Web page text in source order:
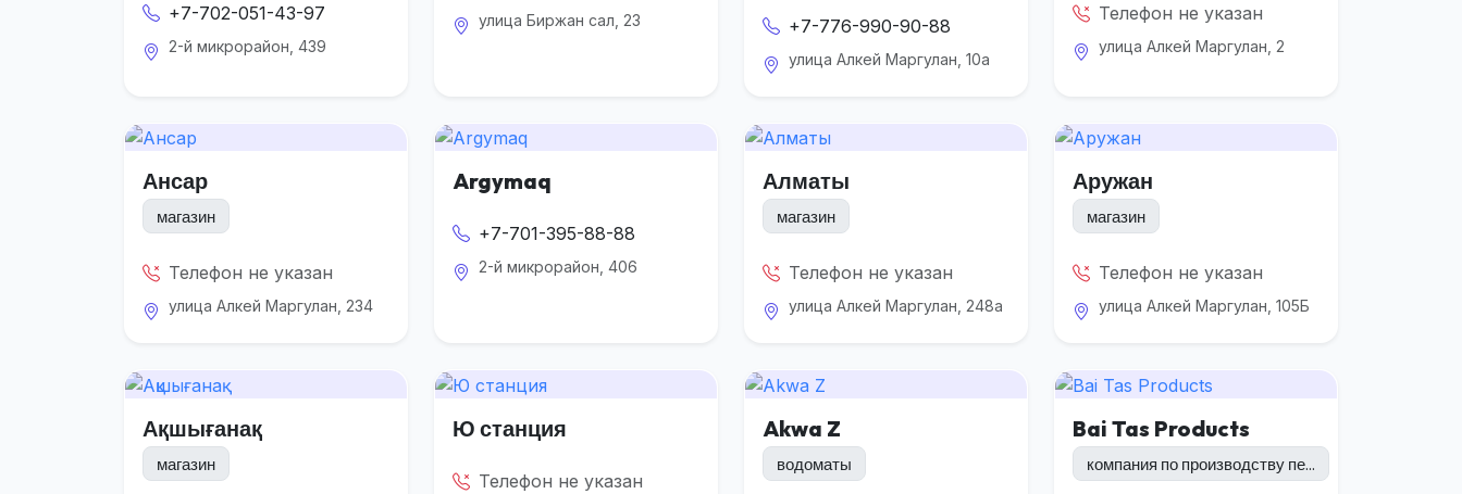
+7-702-051-43-97
2-й микрорайон, 439
улица Биржан сал, 23 +7-776-990-90-88
улица Алкей Маргулан, 10а
Телефон не указан
улица Алкей Маргулан, 2
Ансар
магазин
Телефон не указан
улица Алкей Маргулан, 234
Argymaq
+7-701-395-88-88
2-й микрорайон, 406
Алматы
магазин
Телефон не указан
улица Алкей Маргулан, 248а
Аружан
магазин
Телефон не указан
улица Алкей Маргулан, 105Б
Ақшығанақ
магазин
Ю станция
Телефон не указан
Akwa Z
водоматы
Bai Tas Products
компания по производству пе...